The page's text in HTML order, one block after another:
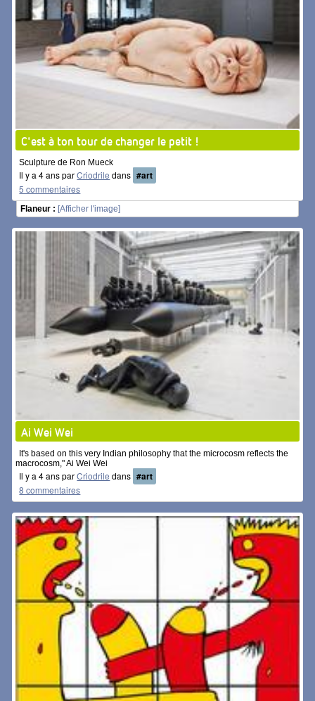
C'est à ton tour de changer le petit !
Sculpture de Ron Mueck
Il y a 4 ans parCriodrile dans #art
5 commentaires
Flaneur : [Afficher l'image]
Ai Wei Wei
It's based on this very Indian philosophy that the microcosm reflects the
macrocosm," Ai Wei Wei
Il y a 4 ans parCriodrile dans #art
8 commentaires